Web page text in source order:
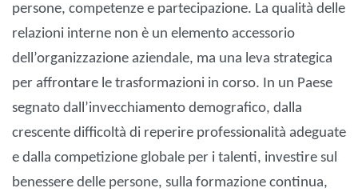
persone, competenze e partecipazione. La qualità delle
relazioni interne non è un elemento accessorio
dell’organizzazione aziendale, ma una leva strategica
per affrontare le trasformazioni in corso. In un Paese
segnato dall’invecchiamento demografico, dalla
crescente difficoltà di reperire professionalità adeguate
e dalla competizione globale per i talenti, investire sul
benessere delle persone, sulla formazione continua,